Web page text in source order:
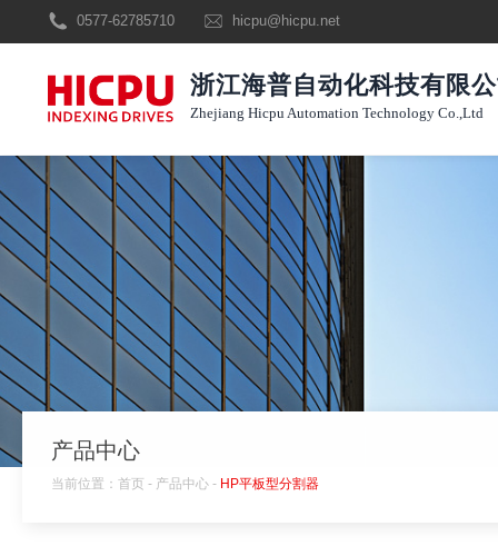
0577-62785710 hicpu@hicpu.net
浙江海普自动化科技有限
Zhejiang Hicpu Automation Technology Co.,Ltd
产品中心
当前位置： 首页 - 产品中心 - HP平板型分割器